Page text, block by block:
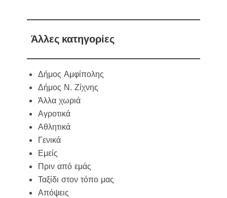
Άλλες κατηγορίες
Δήμος Αμφίπολης
Δήμος Ν. Ζίχνης
Άλλα χωριά
Αγροτικά
Αθλητικά
Γενικά
Εμείς
Πριν από εμάς
Ταξίδι στον τόπο μας
Απόψεις